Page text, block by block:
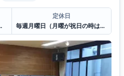
/9:00〜19:00
定休日
毎週月曜日（月曜が祝日の時は翌日）・年末年始・施設メンテナンス日 他